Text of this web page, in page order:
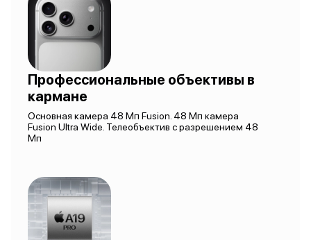
Профессиональные объективы в
кармане
Основная камера 48 Мп Fusion. 48 Мп камера
Fusion Ultra Wide. Телеобъектив с разрешением 48
Мп